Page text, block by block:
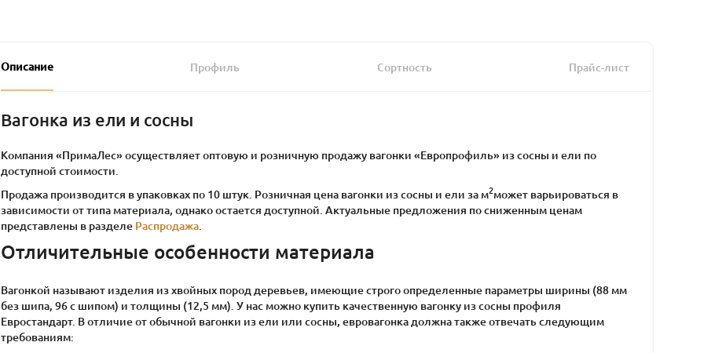
Описание Профиль Сортность Прайс-лист
Вагонка из ели и сосны
Компания «ПримаЛес» осуществляет оптовую и розничную продажу вагонки «Европрофиль» из сосны и ели по
доступной стоимости.
Продажа производится в упаковках по 10 штук. Розничная цена вагонки из сосны и ели за м2может варьироваться в
зависимости от типа материала, однако остается доступной. Актуальные предложения по сниженным ценам
представлены в разделе Распродажа.
Отличительные особенности материала
Вагонкой называют изделия из хвойных пород деревьев, имеющие строго определенные параметры ширины (88 мм
без шипа, 96 с шипом) и толщины (12,5 мм). У нас можно купить качественную вагонку из сосны профиля
Евростандарт. В отличие от обычной вагонки из ели или сосны, евровагонка должна также отвечать следующим
требованиям: